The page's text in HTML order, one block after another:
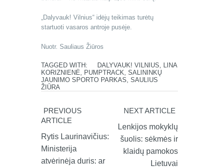
„Dalyvauk! Vilnius“ idėjų teikimas turėtų
startuoti vasaros antroje pusėje.
Nuotr. Sauliaus Žiūros
TAGGED WITH: DALYVAUK! VILNIUS
LINA
KORIZNIENĖ
PUMPTRACK SALININKŲ
JAUNIMO SPORTO PARKAS SAULIUS
ŽIŪRA
PREVIOUS
ARTICLE
Rytis Laurinavičius:
Ministerija
atvėrinėja duris: ar
NEXT ARTICLE
Lenkijos mokyklų
šuolis: sėkmės ir
klaidų pamokos
Lietuvai